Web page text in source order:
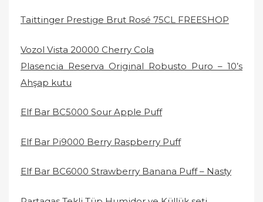
Taittinger Prestige Brut Rosé 75CL FREESHOP
Vozol Vista 20000 Cherry Cola
Plasencia Reserva Original Robusto Puro – 10’s
Ahşap kutu
Elf Bar BC5000 Sour Apple Puff
Elf Bar Pi9000 Berry Raspberry Puff
Elf Bar BC6000 Strawberry Banana Puff – Nasty